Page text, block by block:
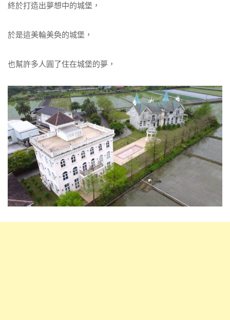
終於打造出夢想中的城堡，
於是這美輪美奐的城堡，
也幫許多人圓了住在城堡的夢，